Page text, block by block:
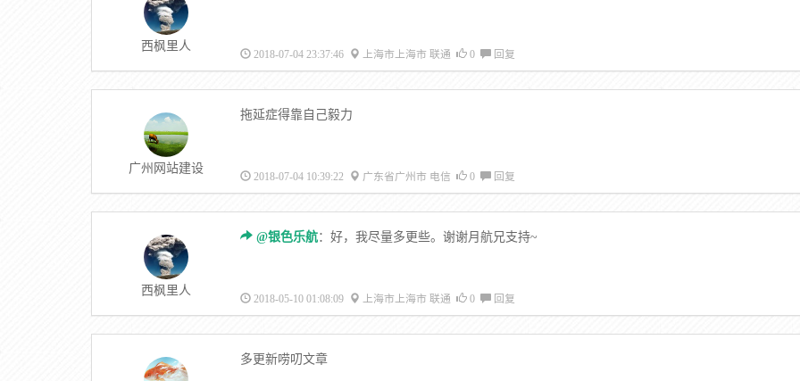
西枫里人
2018-07-04 23:37:46 上海市上海市 联通 0 回复
广州网站建设
拖延症得靠自己毅力
2018-07-04 10:39:22 广东省广州市 电信 0 回复
西枫里人
@银色乐航：好，我尽量多更些。谢谢月航兄支持~
2018-05-10 01:08:09 上海市上海市 联通 0 回复
多更新唠叨文章